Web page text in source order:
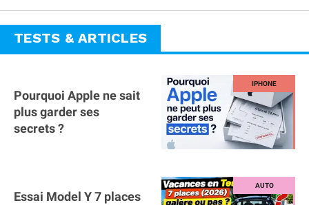
TESTS & ARTICLES
Pourquoi Apple ne sait
plus garder ses
secrets ?
Essai Model Y 7 places